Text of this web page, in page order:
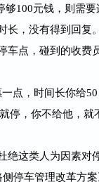
100元钱，则需
长，没有得到回复
车点，碰到的收费
，时间长你给50
停，你不给他，就
这类人为因素对
停车管理改革方